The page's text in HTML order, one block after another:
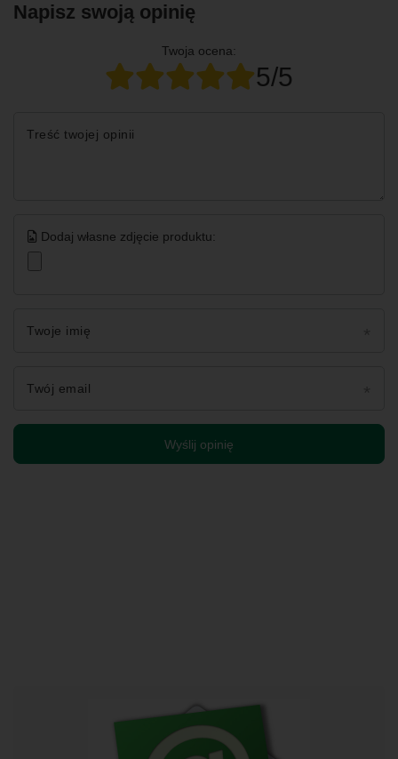
Napisz swoją opinię
Twoja ocena:
5/5
Treść twojej opinii
Dodaj własne zdjęcie produktu:
Twoje imię
Twój email
Wyślij opinię